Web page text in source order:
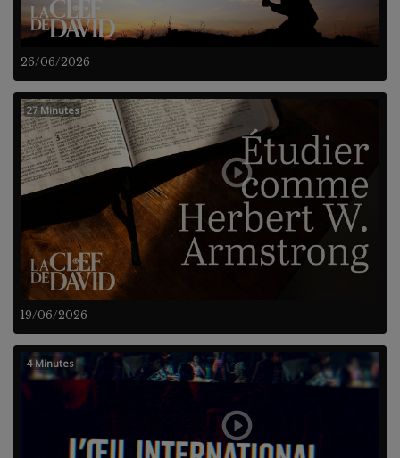
26/06/2026
19/06/2026
27 Minutes
4 Minutes